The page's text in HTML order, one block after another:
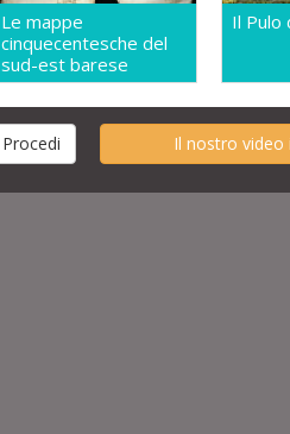
Le mappe
cinquecentesche del
sud-est barese
Il Pulo
Il nostro video